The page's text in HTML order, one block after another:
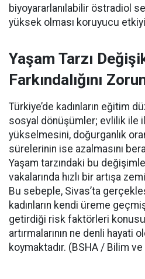
biyoyararlanılabilir östradiol
yüksek olması koruyucu
Yaşam Tarzı
Farkındalığını
Türkiye’de kadınların eğitim
sosyal dönüşümler; evlilik ile
yükselmesini, doğurganlık
sürelerinin ise azalmasını
Yaşam tarzındaki bu
vakalarında hızlı bir artışa
Bu sebeple, Sivas’ta
kadınların kendi üreme
getirdiği risk faktörleri
artırmalarının ne denli hayati
koymaktadır. (BSHA / Bilim ve